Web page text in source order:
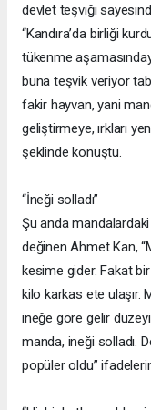
devlet teşviği
“Kandıra’da birliği
tükenme
buna teşvik veriyor
fakir hayvan, yani
geliştirmeye, ırkları
şeklinde konuştu.
“İneği solladı”
Şu anda
değinen Ahmet Kan,
kesime gider. Fakat
kilo karkas ete ulaşır.
ineğe göre gelir
manda, ineği solladı.
popüler oldu”